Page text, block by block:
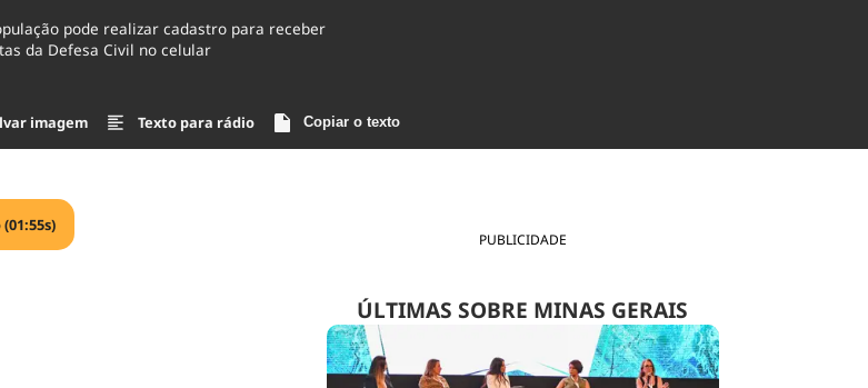
pode realizar cadastro para receber
da Defesa Civil no celular
imagem Texto para rádio Copiar o texto
PUBLICIDADE
ÚLTIMAS SOBRE MINAS GERAIS